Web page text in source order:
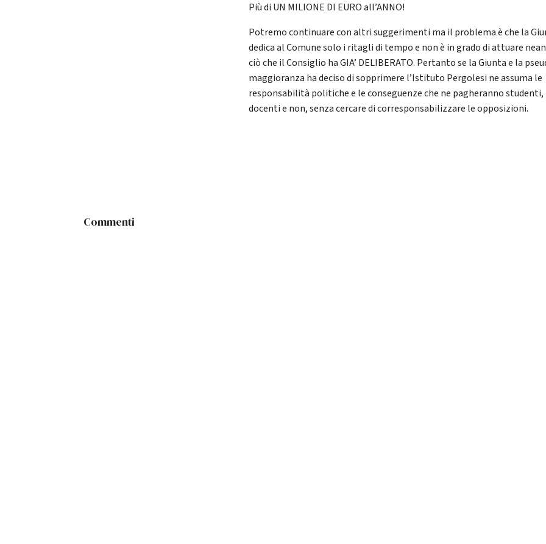
Più di UN MILIONE DI EURO all’ANNO!
Potremo continuare con altri suggerimenti ma il problema è che la
dedica al Comune solo i ritagli di tempo e non è in grado di attuare
ciò che il Consiglio ha GIA’ DELIBERATO. Pertanto se la Giunta e la
maggioranza ha deciso di sopprimere l’Istituto Pergolesi ne assuma le
responsabilità politiche e le conseguenze che ne pagheranno studenti,
docenti e non, senza cercare di corresponsabilizzare le opposizioni.
Commenti